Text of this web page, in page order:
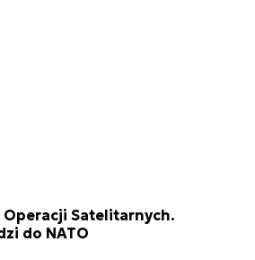
Operacji Satelitarnych.
do NATO